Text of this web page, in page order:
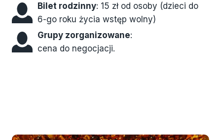
Bilet rodzinny: 15 zł od osoby (dzieci do
6-go roku życia wstęp wolny)
Grupy zorganizowane:
cena do negocjacji.